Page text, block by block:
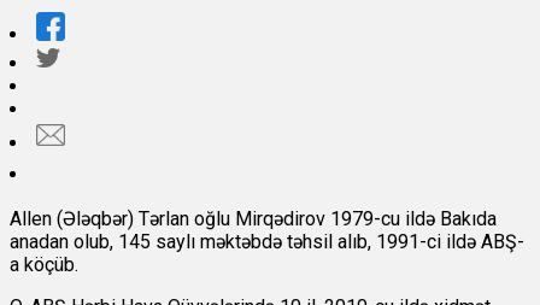
Allen (Ələqbər) Tərlan oğlu Mirqədirov 1979-cu ildə Bakıda
anadan olub, 145 saylı məktəbdə təhsil alıb, 1991-ci ildə ABŞ-
a köçüb.